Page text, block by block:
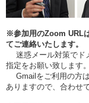
※参加用のZoom URL
てご連絡いたします。
迷惑メール対策でド
指定をお願い致します。
Gmailをご利用の方
ありますので、合わせ